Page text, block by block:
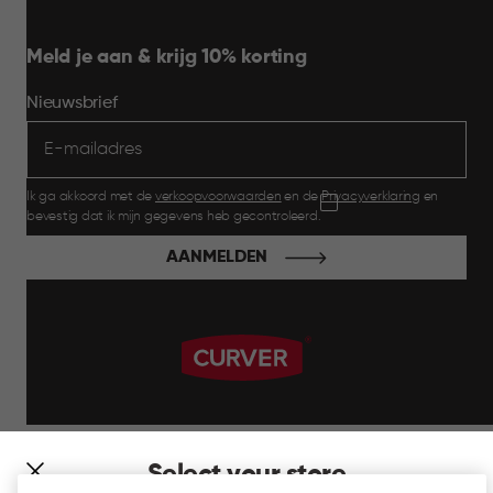
Select your store
Meld je aan & krijg 10% korting
Nieuwsbrief
Ik ga akkoord met de verkoopvoorwaarden en dePrivacyverklaring en
bevestig dat ik mijn gegevens heb gecontroleerd.
AANMELDEN